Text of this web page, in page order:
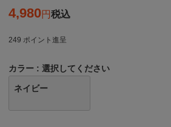
4,980 税込
249 ポイント進呈
カラー 選択してください
ネイビー